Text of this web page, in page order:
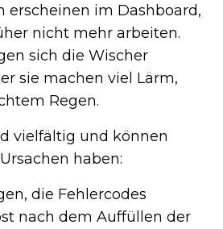
erscheinen im Dashboard,
nicht mehr arbeiten.
sich die Wischer
sie machen viel Lärm,
Regen.
vielfältig und können
haben:
die Fehlercodes
nach dem Auffüllen der